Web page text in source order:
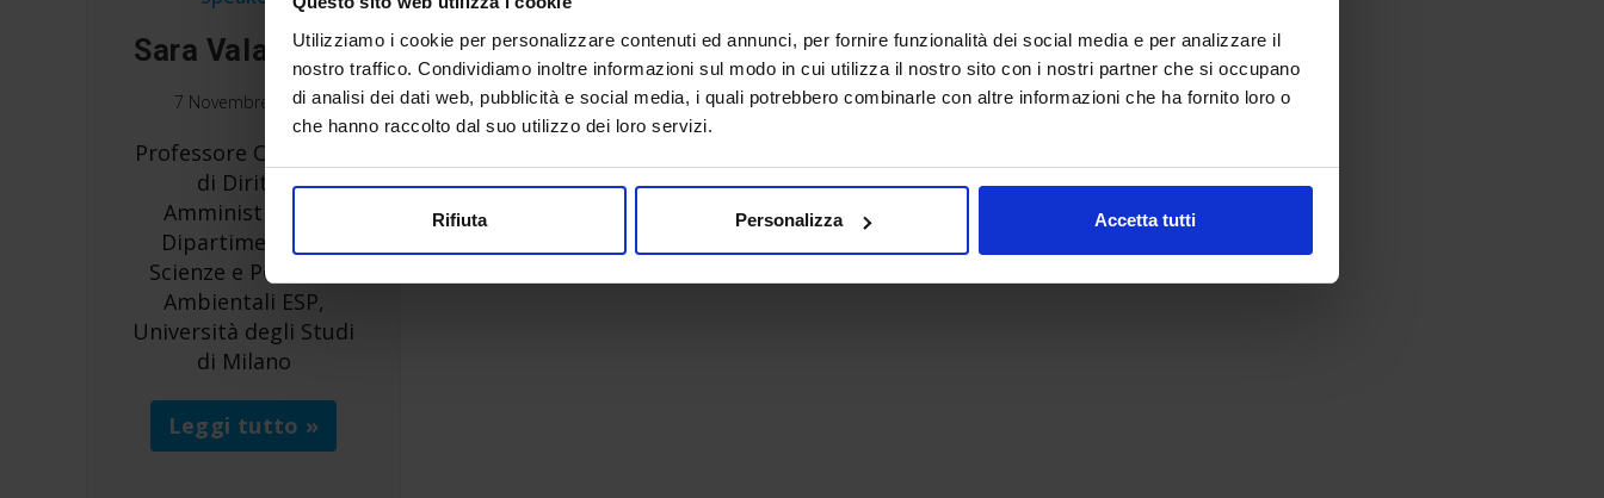
Utilizziamo i cookie per personalizzare contenuti ed annunci, per fornire funzionalità dei social media e per analizzare il
nostro traffico. Condividiamo inoltre informazioni sul modo in cui utilizza il nostro sito con i nostri partner che si occupano
di analisi dei dati web, pubblicità e social media, i quali potrebbero combinarle con altre informazioni che ha fornito loro o
che hanno raccolto dal suo utilizzo dei loro servizi.
Rifiuta Personalizza Accetta tutti
Sara Valaguzza
7 Novembre 2019
Professore Ordinario
di Diritto
Amministrativo
Dipartimento di
Scienze e Politiche
Ambientali ESP,
Università degli Studi
di Milano
Leggi tutto »